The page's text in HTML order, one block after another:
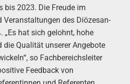
bis 2023. Die Freude im
Veranstaltungen des Diözesan-
„Es hat sich gelohnt, hohe
Qualität unserer Angebote
so Fachbereichsleiter
Feedback von